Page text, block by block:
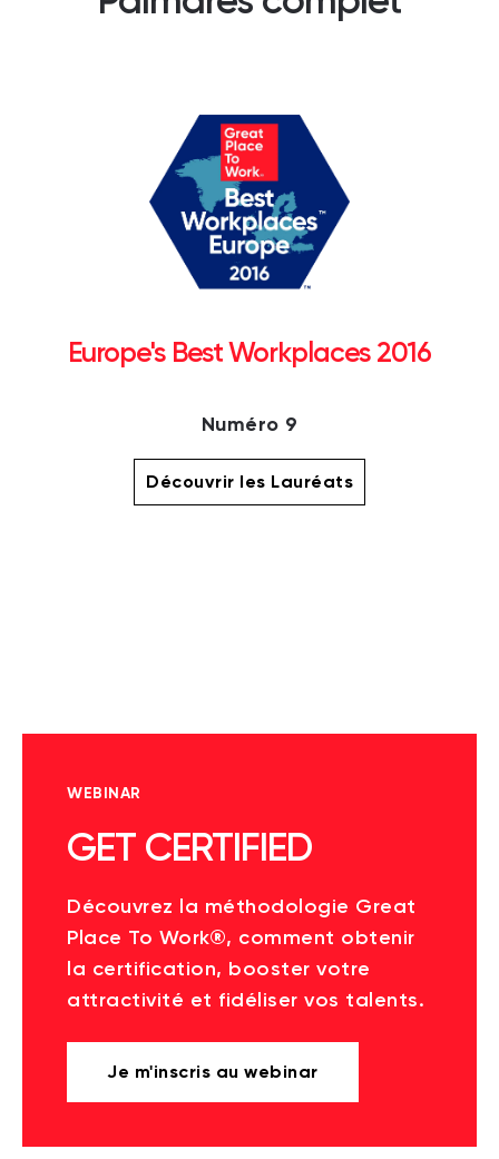
Europe's Best Workplaces 2016
Numéro 9
Découvrir les Lauréats
WEBINAR
GET CERTIFIED
Découvrez la méthodologie Great
Place To Work®, comment obtenir
la certification, booster votre
attractivité et fidéliser vos talents.
Je m'inscris au webinar